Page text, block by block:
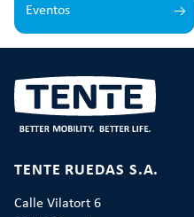
Eventos
TENTE RUEDAS S.A.
Calle Vilatort 6